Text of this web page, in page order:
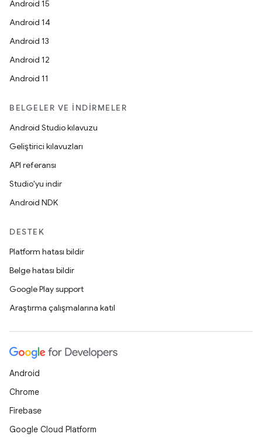
Android 15
Android 14
Android 13
Android 12
Android 11
BELGELER VE İNDIRMELER
Android Studio kılavuzu
Geliştirici kılavuzları
API referansı
Studio'yu indir
Android NDK
DESTEK
Platform hatası bildir
Belge hatası bildir
Google Play support
Araştırma çalışmalarına katıl
Android
Chrome
Firebase
Google Cloud Platform